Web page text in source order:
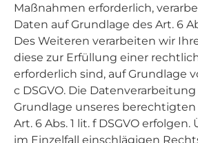
Maßnahmen erforderlich,
Daten auf Grundlage des Art. 6
Des Weiteren verarbeiten wir
diese zur Erfüllung einer
erforderlich sind, auf Grundlage
c DSGVO. Die
Grundlage unseres berechtigten
Art. 6 Abs. 1 lit. f DSGVO
im Einzelfall einschlägigen